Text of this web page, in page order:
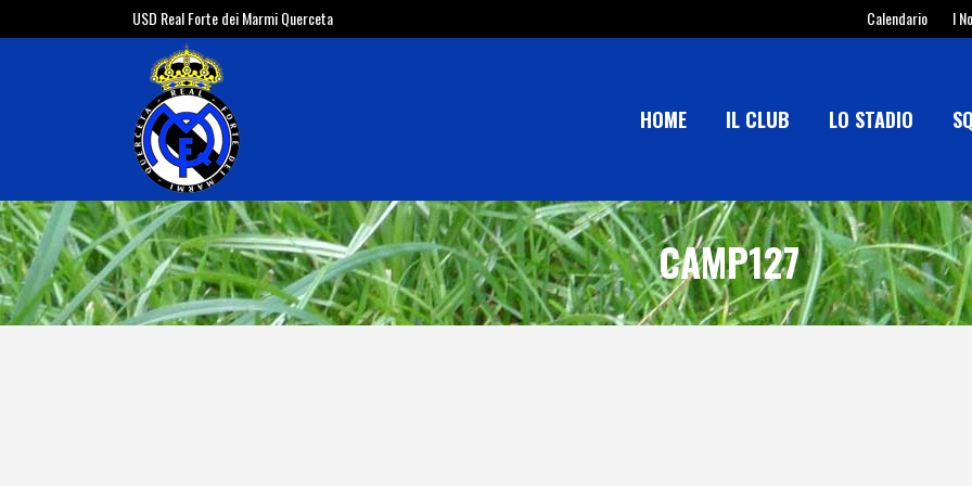
USD Real Forte dei Marmi Querceta Calendario I
HOME IL CLUB LO STADIO
CAMP127